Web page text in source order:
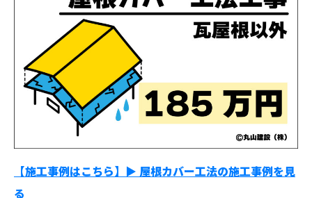
【施工事例はこちら】▶︎ 屋根カバー工法の施工事例を見
る